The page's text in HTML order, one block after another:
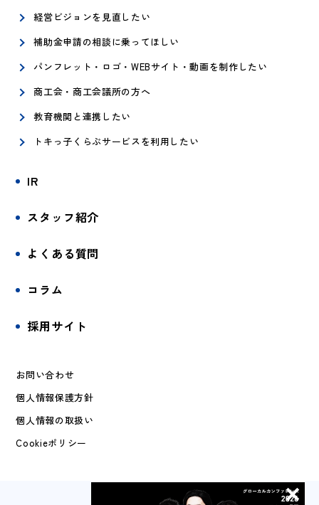
経営ビジョンを見直したい
補助金申請の相談に乗ってほしい
パンフレット・ロゴ・WEBサイト・動画を制作したい
商工会・商工会議所の方へ
教育機関と連携したい
トキっ子くらぶサービスを利用したい
IR
スタッフ紹介
よくある質問
コラム
採用サイト
お問い合わせ
個人情報保護方針
個人情報の取扱い
Cookieポリシー